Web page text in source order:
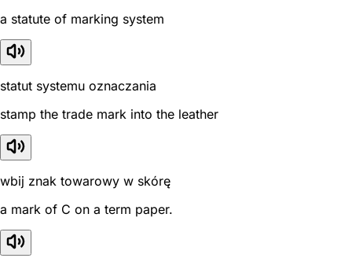
a statute of marking system
statut systemu oznaczania
stamp the trade mark into the leather
wbij znak towarowy w skórę
a mark of C on a term paper.